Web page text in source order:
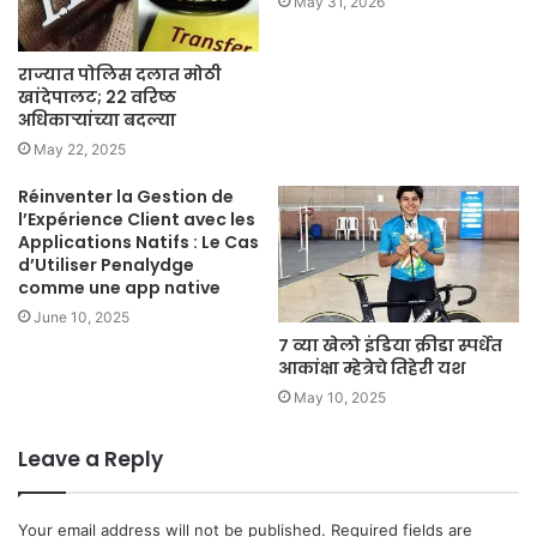
राज्यात पोलिस दलात मोठी
खांदेपालट; 22 वरिष्ठ
अधिकाऱ्यांच्या बदल्या
May 22, 2025
Réinventer la Gestion de
l’Expérience Client avec les
Applications Natifs : Le Cas
d’Utiliser Penalydge
comme une app native
June 10, 2025
७ व्या खेलो इंडिया क्रीडा स्पर्धेत
आकांक्षा म्हेत्रेचे तिहेरी यश
May 10, 2025
Leave a Reply
Your email address will not be published. Required fields are